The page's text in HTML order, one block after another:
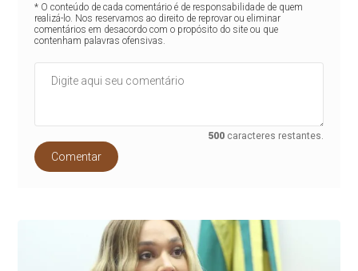
* O conteúdo de cada comentário é de responsabilidade de quem
realizá-lo. Nos reservamos ao direito de reprovar ou eliminar
comentários em desacordo com o propósito do site ou que
contenham palavras ofensivas.
500 caracteres restantes.
Comentar